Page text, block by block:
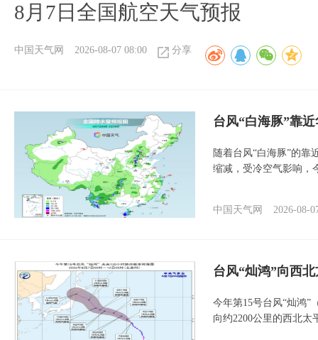
8月7日全国航空天气预报
中国天气网 2026-08-07 08:00 分享
台风“白海豚”靠
随着台风“白海豚”的靠
缩减，受冷空气影响，
中国天气网 2026-08-
台风“灿鸿”向西
今年第15号台风“灿鸿”
向约2200公里的西北太